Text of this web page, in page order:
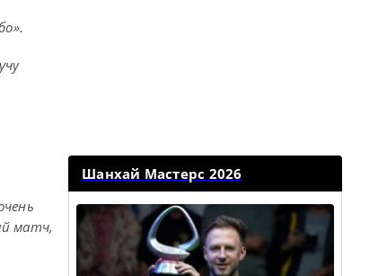
матч,
Шанхай Мастерс 2026